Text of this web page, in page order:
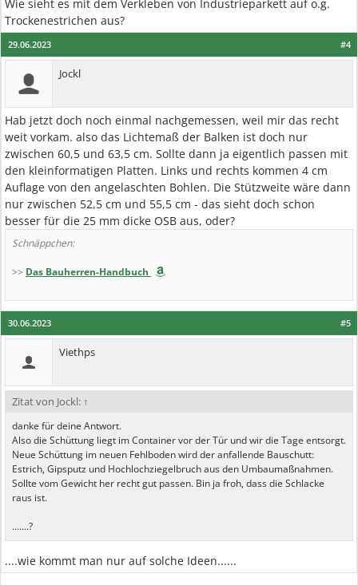
Wie sieht es mit dem Verkleben von Industrieparkett auf o.g.
Trockenestrichen aus?
#4
29.06.2023
Jockl
Hab jetzt doch noch einmal nachgemessen, weil mir das recht
weit vorkam. also das Lichtemaß der Balken ist doch nur
zwischen 60,5 und 63,5 cm. Sollte dann ja eigentlich passen mit
den kleinformatigen Platten. Links und rechts kommen 4 cm
Auflage von den angelaschten Bohlen. Die Stützweite wäre dann
nur zwischen 52,5 cm und 55,5 cm - das sieht doch schon
besser für die 25 mm dicke OSB aus, oder?
Schnäppchen:
>> Das Bauherren-Handbuch
#5
30.06.2023
Viethps
Zitat von Jockl: ↑
danke für deine Antwort.
Also die Schüttung liegt im Container vor der Tür und wir die Tage entsorgt.
Neue Schüttung im neuen Fehlboden wird der anfallende Bauschutt:
Estrich, Gipsputz und Hochlochziegelbruch aus den Umbaumaßnahmen.
Sollte vom Gewicht her recht gut passen. Bin ja froh, dass die Schlacke
raus ist.
.......?
....wie kommt man nur auf solche Ideen......